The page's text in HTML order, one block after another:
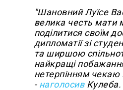
"Шановний Луїсе
велика честь мати
поділитися своїм
дипломатії зі
та ширшою
найкращі
нетерпінням чекаю
- наголосивКулеба.